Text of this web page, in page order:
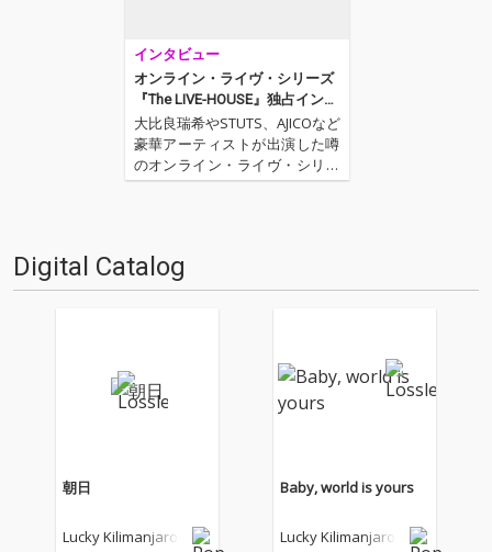
インタビュー
オンライン・ライヴ・シリーズ
『The LIVE-HOUSE』独占インタ
ヴュー──第5弾出演アーティス
ト・lucky Kilimanjaroのときめき
の正体とは?
大比良瑞希やSTUTS、AJICOなど
豪華アーティストが出演した噂
のオンライン・ライヴ・シリー
ズ“The LIVE-HOUSE“。スコッチ
プライベートな空間で撮影され
たライ…
Digital Catalog
朝日
Lucky Kilimanjaro
Baby, world is yours
Lucky Kilimanjaro